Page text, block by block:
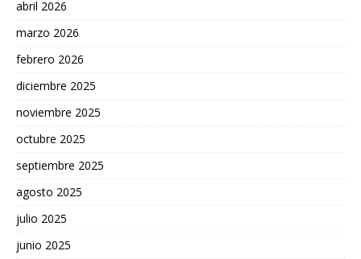
abril 2026
marzo 2026
febrero 2026
diciembre 2025
noviembre 2025
octubre 2025
septiembre 2025
agosto 2025
julio 2025
junio 2025